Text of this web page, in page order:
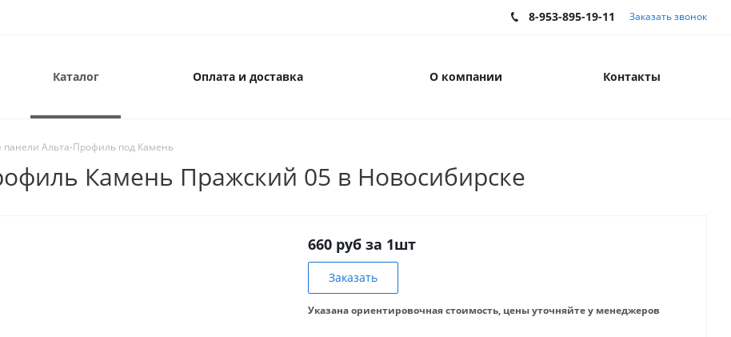
8-953-895-19-11 Заказать звонок
Каталог Оплата и доставка О компании Контакты
Альта-Профиль под Камень
Камень Пражский 05 в Новосибирске
660 руб за 1шт
Заказать
Указана ориентировочная стоимость, цены уточняйте у менеджеров